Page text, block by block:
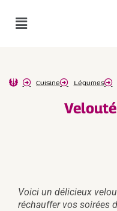
Voici un délicieux
réchauffer vos soirées
Cuisine Légumes